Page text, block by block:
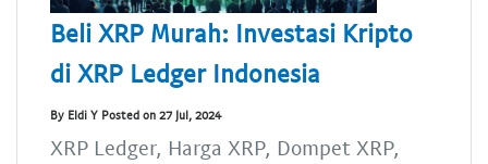
Beli XRP Murah: Investasi Kripto
di XRP Ledger Indonesia
By Eldi Y Posted on 27 Jul, 2024
XRP Ledger, Harga XRP, Dompet XRP,